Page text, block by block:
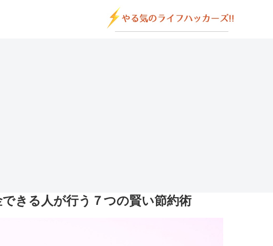
きる人が行う７つの賢い節約術